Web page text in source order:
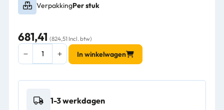
VerpakkingPer stuk
681,41 (824,51 Incl. btw)
Materiaalwagen
X-
met
In winkelwagen
1-3 werkdagen